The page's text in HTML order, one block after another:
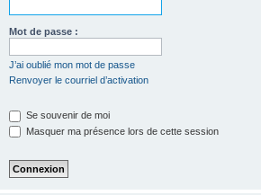
Mot de passe :
J’ai oublié mon mot de passe
Renvoyer le courriel d’activation
Se souvenir de moi
Masquer ma présence lors de cette session